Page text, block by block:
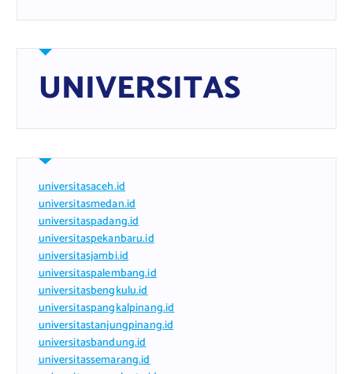
UNIVERSITAS
universitasaceh.id
universitasmedan.id
universitaspadang.id
universitaspekanbaru.id
universitasjambi.id
universitaspalembang.id
universitasbengkulu.id
universitaspangkalpinang.id
universitastanjungpinang.id
universitasbandung.id
universitassemarang.id